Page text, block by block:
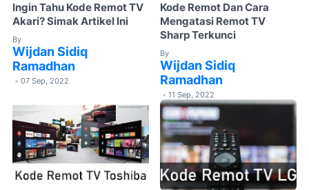
Ingin Tahu Kode Remot TV
Akari? Simak Artikel Ini
By
Wijdan Sidiq
Ramadhan
• 07 Sep, 2022
Kode Remot Dan Cara
Mengatasi Remot TV
Sharp Terkunci
By
Wijdan Sidiq
Ramadhan
• 11 Sep, 2022